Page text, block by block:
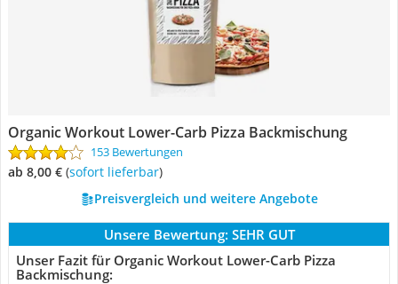
Organic Workout Lower-Carb Pizza Backmischung
153 Bewertungen
ab 8,00 € ( Sofort lieferbar)
Preisvergleich und weitere Angebote
Unsere Bewertung: SEHR GUT
Unser Fazit für Organic Workout Lower-Carb Pizza
Backmischung: